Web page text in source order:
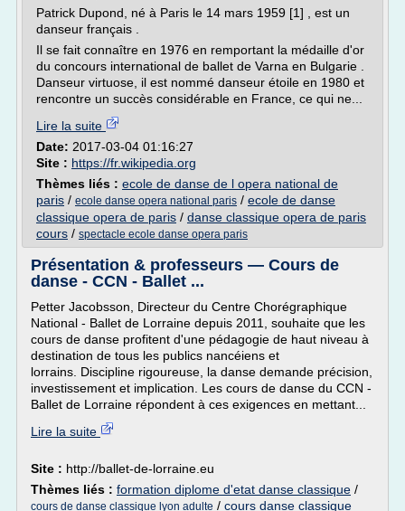
Patrick Dupond, né à Paris le 14 mars 1959 [1] , est un
danseur français .
Il se fait connaître en 1976 en remportant la médaille d'or
du concours international de ballet de Varna en Bulgarie .
Danseur virtuose, il est nommé danseur étoile en 1980 et
rencontre un succès considérable en France, ce qui ne...
Lire la suite
Date: 2017-03-04 01:16:27
Site : https://fr.wikipedia.org
Thèmes liés : ecole de danse de l opera national de
paris / ecole danse opera national paris / ecole de danse
classique opera de paris / danse classique opera de paris
cours / spectacle ecole danse opera paris
Présentation & professeurs — Cours de
danse - CCN - Ballet ...
Petter Jacobsson, Directeur du Centre Chorégraphique
National - Ballet de Lorraine depuis 2011, souhaite que les
cours de danse profitent d'une pédagogie de haut niveau à
destination de tous les publics nancéiens et
lorrains. Discipline rigoureuse, la danse demande précision,
investissement et implication. Les cours de danse du CCN -
Ballet de Lorraine répondent à ces exigences en mettant...
Lire la suite
Site : http://ballet-de-lorraine.eu
Thèmes liés : formation diplome d'etat danse classique /
cours de danse classique lyon adulte / cours danse classique